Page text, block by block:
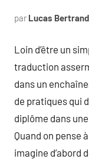
par Lucas Bertrand
Loin d’être un
traduction
dans un
de pratiques qui
diplôme dans
Quand on pense
imagine d’abord